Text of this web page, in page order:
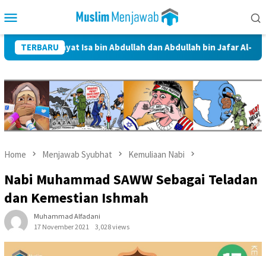
to
Menu
TERBARU
Isa bin Abdullah dan Abdullah bin Jafar Al-Thayyar
Home Menjawab Syubhat Kemuliaan Nabi
Nabi Muhammad SAWW Sebagai Teladan
dan Kemestian Ishmah
Muhammad Alfadani
17 November 2021
3,028 views